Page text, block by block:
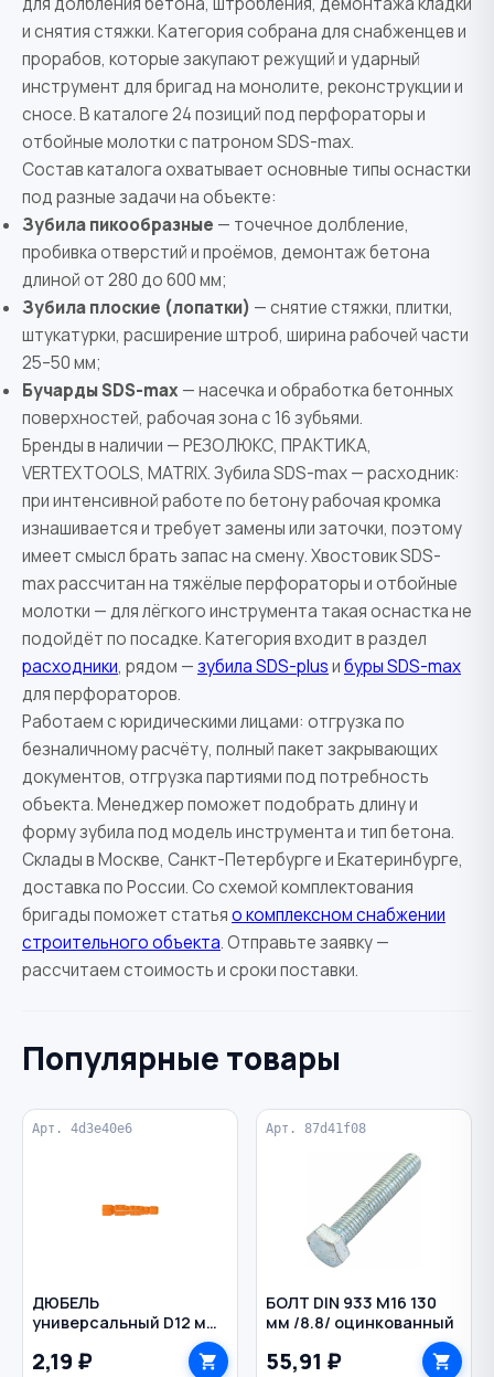
и снятия стяжки. Категория собрана для снабженцев и
прорабов, которые закупают режущий и ударный
инструмент для бригад на монолите, реконструкции и
сносе. В каталоге 24 позиций под перфораторы и
отбойные молотки с патроном SDS-max.
Состав каталога охватывает основные типы оснастки
под разные задачи на объекте:
Зубила пикообразные — точечное долбление,
пробивка отверстий и проёмов, демонтаж бетона
длиной от 280 до 600 мм;
Зубила плоские (лопатки) — снятие стяжки, плитки,
штукатурки, расширение штроб, ширина рабочей части
25–50 мм;
Бучарды SDS-max — насечка и обработка бетонных
поверхностей, рабочая зона с 16 зубьями.
Бренды в наличии — РЕЗОЛЮКС, ПРАКТИКА,
VERTEXTOOLS, MATRIX. Зубила SDS-max — расходник:
при интенсивной работе по бетону рабочая кромка
изнашивается и требует замены или заточки, поэтому
имеет смысл брать запас на смену. Хвостовик SDS-
max рассчитан на тяжёлые перфораторы и отбойные
молотки — для лёгкого инструмента такая оснастка не
подойдёт по посадке. Категория входит в раздел
расходники, рядом —зубила SDS-plusибуры SDS-max
для перфораторов.
Работаем с юридическими лицами: отгрузка по
безналичному расчёту, полный пакет закрывающих
документов, отгрузка партиями под потребность
объекта. Менеджер поможет подобрать длину и
форму зубила под модель инструмента и тип бетона.
Склады в Москве, Санкт-Петербурге и Екатеринбурге,
доставка по России. Со схемой комплектования
бригады поможет статьяо комплексном снабжении
строительного объекта. Отправьте заявку —
рассчитаем стоимость и сроки поставки.
Популярные товары
Арт. 4d3e40e6
ДЮБЕЛЬ
универсальный D12 мм
полипропилен
2,19 ₽
Арт. 87d41f08
БОЛТ DIN 933 M16 130
мм /8.8/ оцинкованный
55,91 ₽